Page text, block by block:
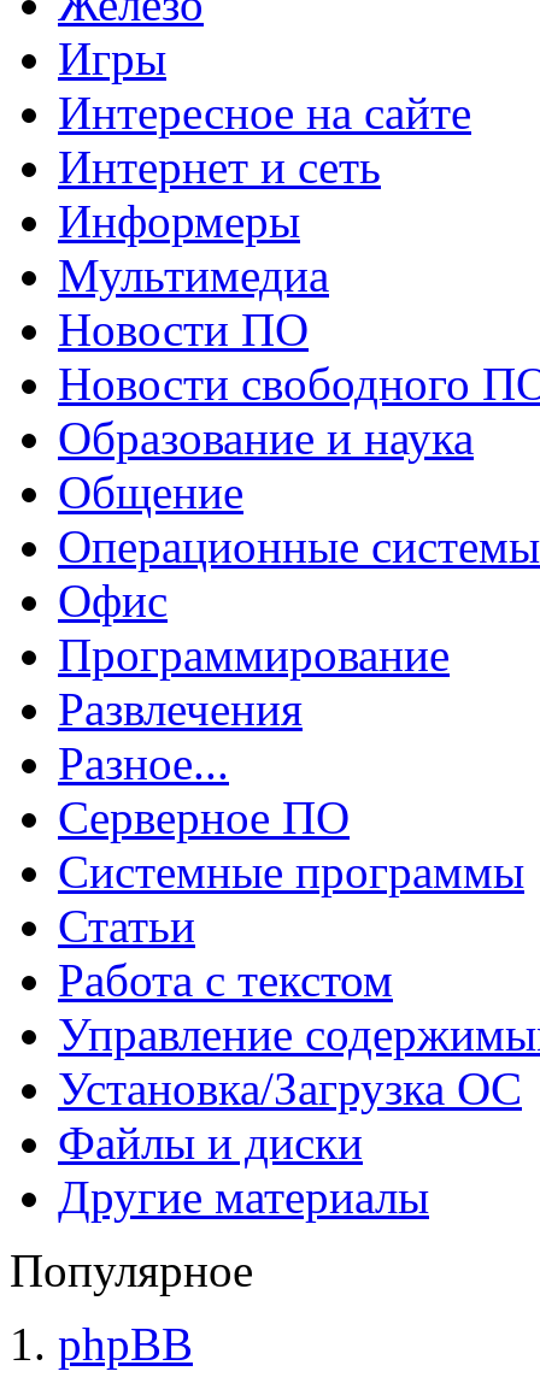
Игры
Интересное на сайте
Интернет и сеть
Информеры
Мультимедиа
Новости ПО
Новости свободного
Образование и наука
Общение
Операционные системы
Офис
Программирование
Развлечения
Разное...
Серверное ПО
Системные программы
Статьи
Работа с текстом
Управление
Установка/Загрузка ОС
Файлы и диски
Другие материалы
Популярное
phpBB